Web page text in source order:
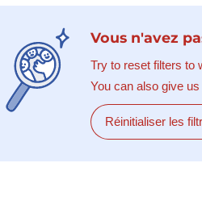
Vous n'avez
Try to reset filters to
You can also give
Réinitialiser les